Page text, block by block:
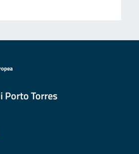
Porto Torres